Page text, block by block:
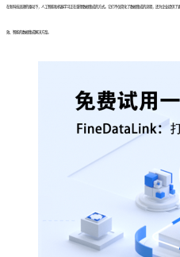
在新科技浪潮的驱动下，人工智能和机器学习正在重塑数据集成的方式。它们不仅简化了数据集成的流程，还为企业提供
效、智能的数据集成解决方案。